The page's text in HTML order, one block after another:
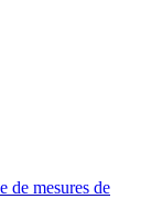
de mesures de